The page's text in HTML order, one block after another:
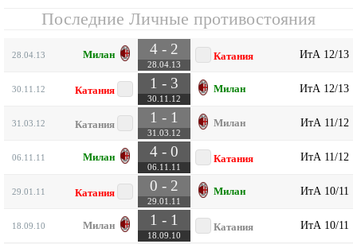
Последние Личные противостояния
28.04.13 Милан 4 - 2
28.04.13
Катания ИтА 12/13
30.11.12 Катания 1 - 3
30.11.12
Милан ИтА 12/13
31.03.12 Катания 1 - 1
31.03.12
Милан ИтА 11/12
06.11.11 Милан 4 - 0
06.11.11
Катания ИтА 11/12
29.01.11 Катания 0 - 2
29.01.11
Милан ИтА 10/11
18.09.10 Милан 1 - 1
18.09.10
Катания ИтА 10/11